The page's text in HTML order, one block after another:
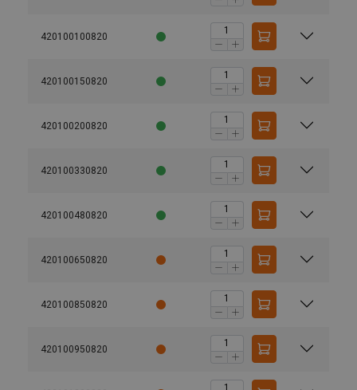
420100100820
420100150820
420100200820
420100330820
420100480820
420100650820
420100850820
420100950820